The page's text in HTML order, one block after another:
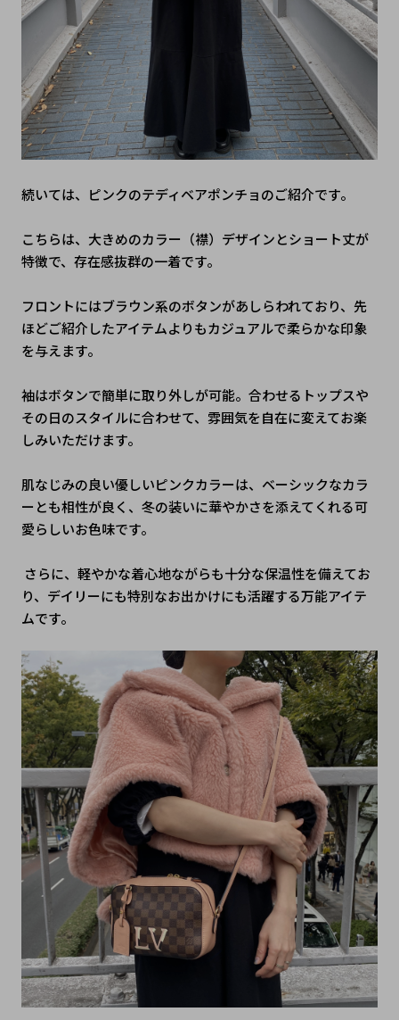
続いては、ピンクのテディベアポンチョのご紹介です。
こちらは、大きめのカラー（襟）デザインとショート丈が
特徴で、存在感抜群の一着です。
フロントにはブラウン系のボタンがあしらわれており、先
ほどご紹介したアイテムよりもカジュアルで柔らかな印象
を与えます。
袖はボタンで簡単に取り外しが可能。合わせるトップスや
その日のスタイルに合わせて、雰囲気を自在に変えてお楽
しみいただけます。
肌なじみの良い優しいピンクカラーは、ベーシックなカラ
ーとも相性が良く、冬の装いに華やかさを添えてくれる可
愛らしいお色味です。
り、デイリーにも特別なお出かけにも活躍する万能アイテ
ムです。